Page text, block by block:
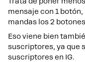
mensaje con 1
mandas los 2
Eso viene bien
suscriptores, ya que
suscriptores en IG.